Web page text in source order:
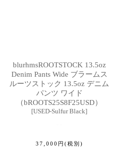
blurhmsROOTSTOCK 13.5oz
Denim Pants Wide ブラームス
ルーツストック 13.5oz デニム
パンツ ワイド
（bROOTS25S8F25USD）
[USED-Sulfur Black]
37,000 円 (税別)